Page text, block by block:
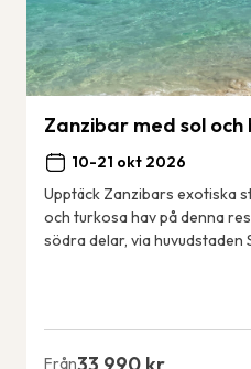
Zanzibar med sol och
10-21 okt 2026
Upptäck Zanzibars exotiska
och turkosa hav på denna
södra delar, via huvudstaden
Från